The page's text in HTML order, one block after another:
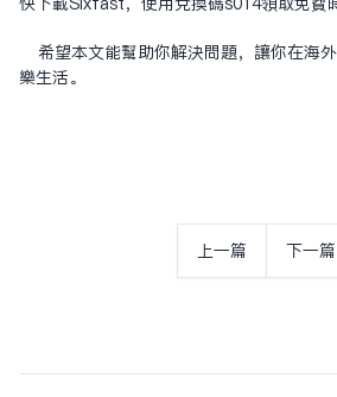
希望本文能帮助你解决问题，让你在海
乐生活。
上一篇 下一篇